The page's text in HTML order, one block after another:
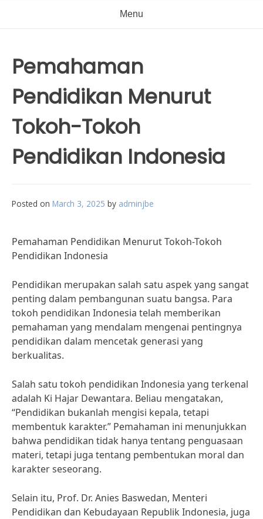
Menu
Pemahaman
Pendidikan Menurut
Tokoh-Tokoh
Pendidikan Indonesia
Posted on March 3, 2025 by adminjbe
Pemahaman Pendidikan Menurut Tokoh-Tokoh
Pendidikan Indonesia
Pendidikan merupakan salah satu aspek yang sangat
penting dalam pembangunan suatu bangsa. Para
tokoh pendidikan Indonesia telah memberikan
pemahaman yang mendalam mengenai pentingnya
pendidikan dalam mencetak generasi yang
berkualitas.
Salah satu tokoh pendidikan Indonesia yang terkenal
adalah Ki Hajar Dewantara. Beliau mengatakan,
“Pendidikan bukanlah mengisi kepala, tetapi
membentuk karakter.” Pemahaman ini menunjukkan
bahwa pendidikan tidak hanya tentang penguasaan
materi, tetapi juga tentang pembentukan moral dan
karakter seseorang.
Selain itu, Prof. Dr. Anies Baswedan, Menteri
Pendidikan dan Kebudayaan Republik Indonesia, juga